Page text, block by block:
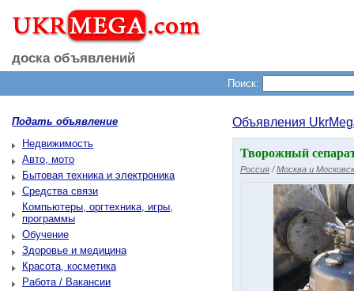
доска объявлений
Поиск:
Подать объявление
Недвижимость
Авто, мото
Бытовая техника и электроника
Средства связи
Компьютеры, оргтехника, игры,
программы
Обучение
Здоровье и медицина
Красота, косметика
Работа / Вакансии
Объявления
Творожный
Россия /Москва и